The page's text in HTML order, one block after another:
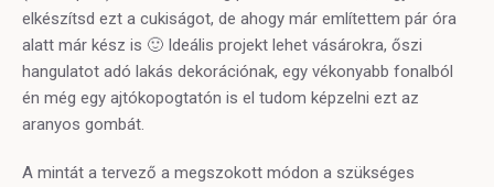
elkészítsd ezt a cukiságot, de ahogy már említettem pár óra
alatt már kész is 🙂 Ideális projekt lehet vásárokra, őszi
hangulatot adó lakás dekorációnak, egy vékonyabb fonalból
én még egy ajtókopogtatón is el tudom képzelni ezt az
aranyos gombát.
A mintát a tervező a megszokott módon a szükséges